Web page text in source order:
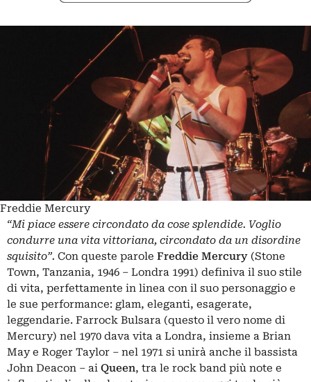
Freddie Mercury
“Mi piace essere circondato da cose splendide. Voglio
condurre una vita vittoriana, circondato da un disordine
squisito”. Con queste parole Freddie Mercury (Stone
Town, Tanzania, 1946 – Londra 1991) definiva il suo stile
di vita, perfettamente in linea con il suo personaggio e
le sue performance: glam, eleganti, esagerate,
leggendarie. Farrock Bulsara (questo il vero nome di
Mercury) nel 1970 dava vita a Londra, insieme a Brian
May e Roger Taylor – nel 1971 si unirà anche il bassista
John Deacon – ai Queen, tra le rock band più note e